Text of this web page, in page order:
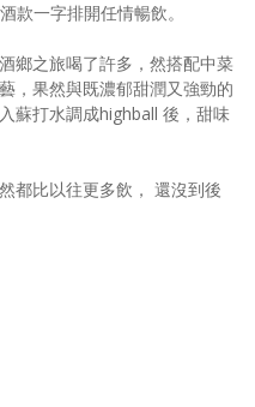
款一字排開任情暢飲。
鄉之旅喝了許多，然搭配中菜
，果然與既濃郁甜潤又強勁的
蘇打水調成highball 後，甜味
都比以往更多飲， 還沒到後